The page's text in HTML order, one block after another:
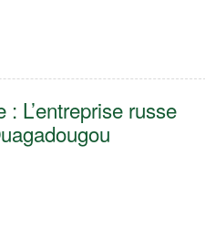
L’entreprise russe